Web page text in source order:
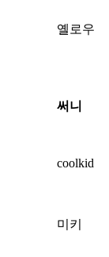
옐로우
써니
coolkid
미키